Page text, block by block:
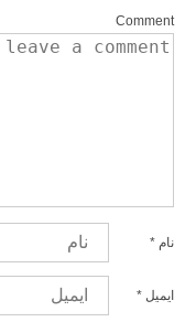
Comment
نام *
ایمیل *